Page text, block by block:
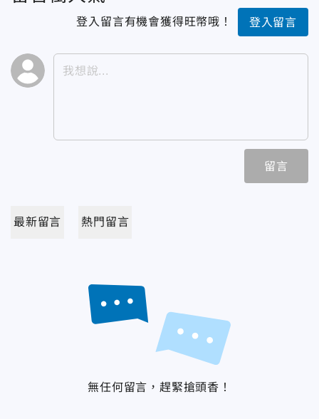
登入留言有機會獲得旺幣哦！ 登入留言
留言
最新留言 熱門留言
無任何留言，趕緊搶頭香！